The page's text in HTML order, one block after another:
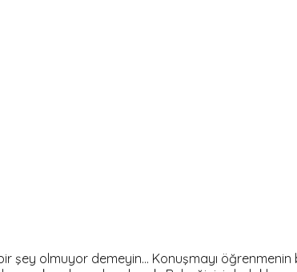
şey olmuyor demeyin… Konuşmayı